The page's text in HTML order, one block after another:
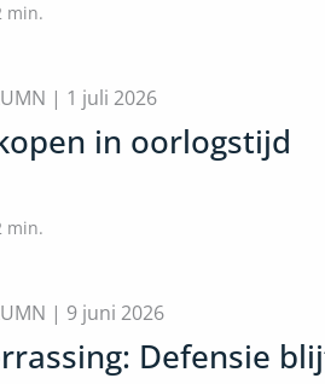
min.
| 1 juli 2026
in oorlogstijd
min.
| 9 juni 2026
Defensie